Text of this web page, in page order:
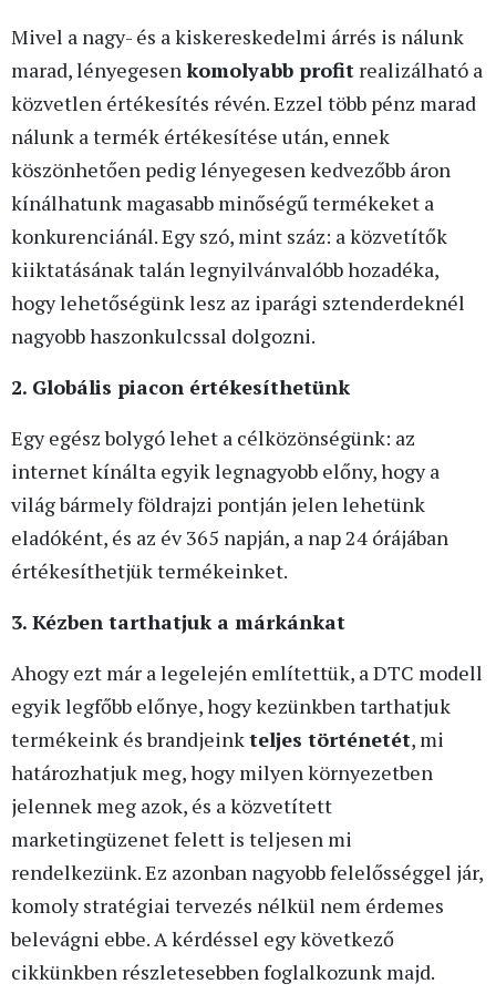
Mivel a nagy- és a kiskereskedelmi árrés is nálunk
marad, lényegesenkomolyabb profit realizálható a
közvetlen értékesítés révén. Ezzel több pénz marad
nálunk a termék értékesítése után, ennek
köszönhetően pedig lényegesen kedvezőbb áron
kínálhatunk magasabb minőségű termékeket a
konkurenciánál. Egy szó, mint száz: a közvetítők
kiiktatásának talán legnyilvánvalóbb hozadéka,
hogy lehetőségünk lesz az iparági sztenderdeknél
nagyobb haszonkulcssal dolgozni.
2. Globális piacon értékesíthetünk
Egy egész bolygó lehet a célközönségünk: az
internet kínálta egyik legnagyobb előny, hogy a
világ bármely földrajzi pontján jelen lehetünk
eladóként, és az év 365 napján, a nap 24 órájában
értékesíthetjük termékeinket.
3. Kézben tarthatjuk a márkánkat
Ahogy ezt már a legelején említettük, a DTC modell
egyik legfőbb előnye, hogy kezünkben tarthatjuk
termékeink és brandjeinkteljes történetét, mi
határozhatjuk meg, hogy milyen környezetben
jelennek meg azok, és a közvetített
marketingüzenet felett is teljesen mi
rendelkezünk. Ez azonban nagyobb felelősséggel jár,
komoly stratégiai tervezés nélkül nem érdemes
belevágni ebbe. A kérdéssel egy következő
cikkünkben részletesebben foglalkozunk majd.